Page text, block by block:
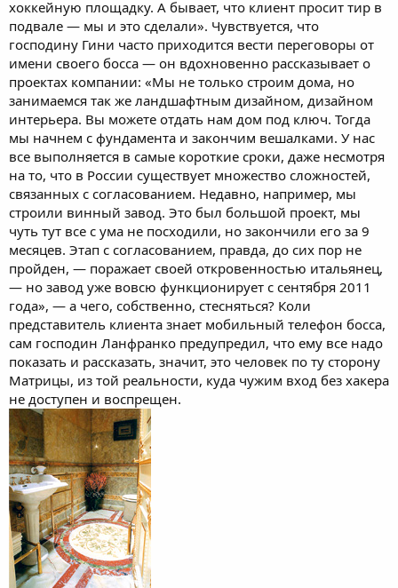
хоккейную площадку. А бывает, что клиент просит тир в
подвале — мы и это сделали». Чувствуется, что
господину Гини часто приходится вести переговоры от
имени своего босса — он вдохновенно рассказывает о
проектах компании: «Мы не только строим дома, но
занимаемся так же ландшафтным дизайном, дизайном
интерьера. Вы можете отдать нам дом под ключ. Тогда
мы начнем с фундамента и закончим вешалками. У нас
все выполняется в самые короткие сроки, даже несмотря
на то, что в России существует множество сложностей,
связанных с согласованием. Недавно, например, мы
строили винный завод. Это был большой проект, мы
чуть тут все с ума не посходили, но закончили его за 9
месяцев. Этап с согласованием, правда, до сих пор не
пройден, — поражает своей откровенностью итальянец,
— но завод уже вовсю функционирует с сентября 2011
года», — а чего, собственно, стесняться? Коли
представитель клиента знает мобильный телефон босса,
сам господин Ланфранко предупредил, что ему все надо
показать и рассказать, значит, это человек по ту сторону
Матрицы, из той реальности, куда чужим вход без хакера
не доступен и воспрещен.